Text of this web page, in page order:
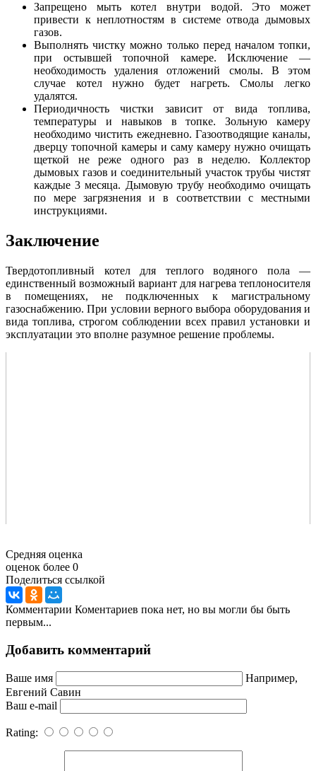
Запрещено мыть котел внутри водой. Это может
привести к неплотностям в системе отвода дымовых
газов.
Выполнять чистку можно только перед началом топки,
при остывшей топочной камере. Исключение —
необходимость удаления отложений смолы. В этом
случае котел нужно будет нагреть. Смолы легко
удалятся.
Периодичность чистки зависит от вида топлива,
температуры и навыков в топке. Зольную камеру
необходимо чистить ежедневно. Газоотводящие каналы,
дверцу топочной камеры и саму камеру нужно очищать
щеткой не реже одного раз в неделю. Коллектор
дымовых газов и соединительный участок трубы чистят
каждые 3 месяца. Дымовую трубу необходимо очищать
по мере загрязнения и в соответствии с местными
инструкциями.
Заключение
Твердотопливный котел для теплого водяного пола —
единственный возможный вариант для нагрева теплоносителя
в помещениях, не подключенных к магистральному
газоснабжению. При условии верного выбора оборудования и
вида топлива, строгом соблюдении всех правил установки и
эксплуатации это вполне разумное решение проблемы.
Средняя оценка
оценок более 0
Поделиться ссылкой
Комментарии Коментариев пока нет, но вы могли бы быть
первым...
Добавить комментарий
Ваше имя
Например,
Евгений Савин
Ваш e-mail
Rating: